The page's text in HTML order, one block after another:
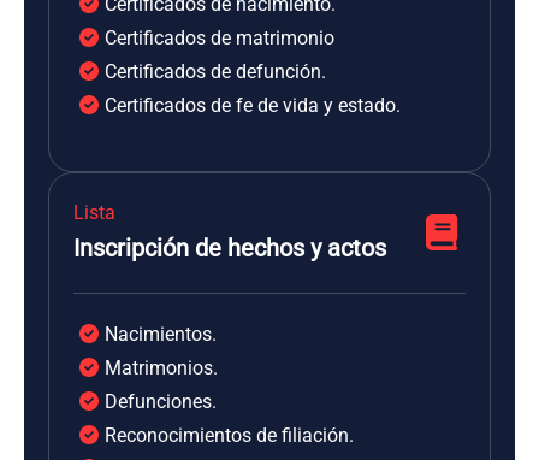
Certificados de matrimonio
Certificados de defunción.
Certificados de fe de vida y estado.
Lista
Inscripción de hechos y actos
Nacimientos.
Matrimonios.
Defunciones.
Reconocimientos de filiación.